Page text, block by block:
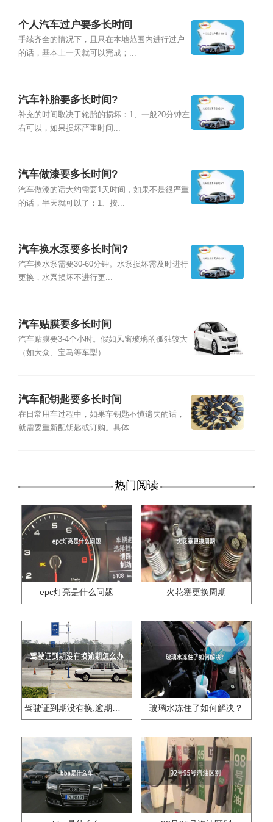
个人汽车过户要多长时间
手续齐全的情况下，且只在本地范围内进行过户
的话，基本上一天就可以完成；...
汽车补胎要多长时间?
补充的时间取决于轮胎的损坏：1、一般20分钟左
右可以，如果损坏严重时间...
汽车做漆要多长时间?
汽车做漆的话大约需要1天时间，如果不是很严重
的话，半天就可以了：1、按...
汽车换水泵要多长时间?
汽车换水泵需要30-60分钟。水泵损坏需及时进行
更换，水泵损坏不进行更...
汽车贴膜要多长时间
汽车贴膜要3-4个小时。假如风窗玻璃的孤独较大
（如大众、宝马等车型）...
汽车配钥匙要多长时间
在日常用车过程中，如果车钥匙不慎遗失的话，
就需要重新配钥匙或订购。具体...
热门阅读
epc灯亮是什么问题 火花塞更换周期
驾驶证到期没有换,逾期怎么办?? 玻璃水冻住了如何解决？